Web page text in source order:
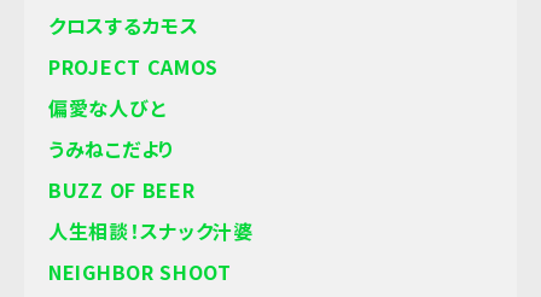
クロスするカモス
PROJECT CAMOS
偏愛な人びと
うみねこだより
BUZZ OF BEER
人生相談！スナック汁婆
NEIGHBOR SHOOT